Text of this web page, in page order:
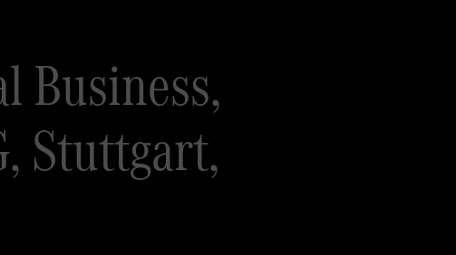
Business,
Stuttgart,